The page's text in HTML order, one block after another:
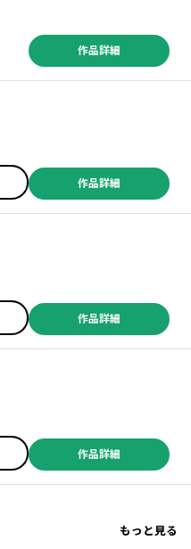
作品詳細
作品詳細
作品詳細
作品詳細
もっと見る